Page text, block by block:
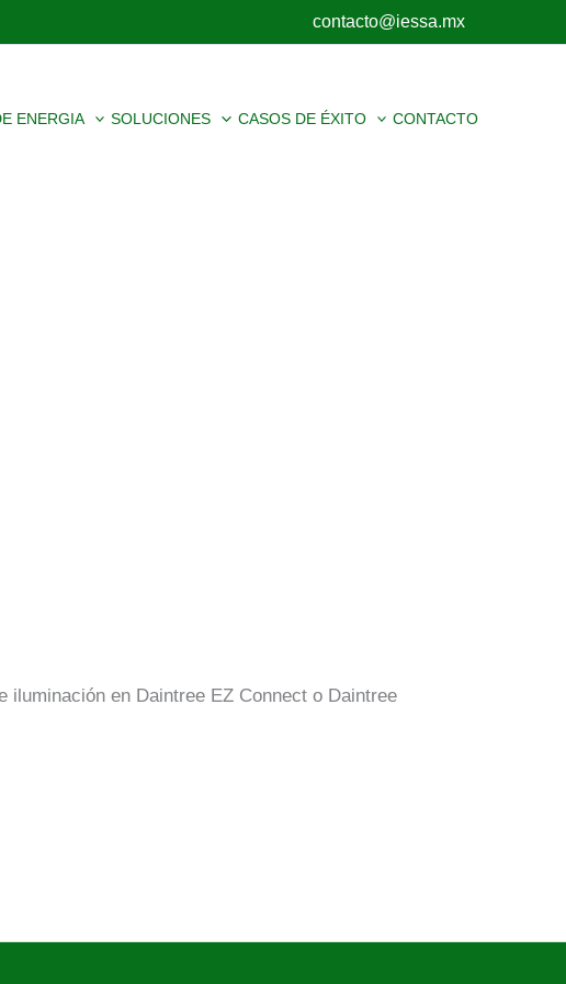
contacto@iessa.mx
ENERGIA SOLUCIONES CASOS DE ÉXITO CONTACTO
en Daintree EZ Connect o Daintree